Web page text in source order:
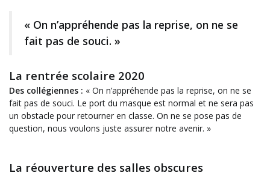
« On n’appréhende pas la reprise, on ne se
fait pas de souci. »
La rentrée scolaire 2020
Des collégiennes : « On n’appréhende pas la reprise, on ne se
fait pas de souci. Le port du masque est normal et ne sera pas
un obstacle pour retourner en classe. On ne se pose pas de
question, nous voulons juste assurer notre avenir. »
La réouverture des salles obscures